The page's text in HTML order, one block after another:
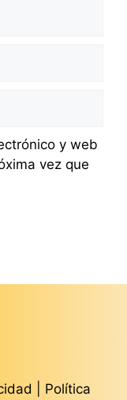
y web
vez que
Política